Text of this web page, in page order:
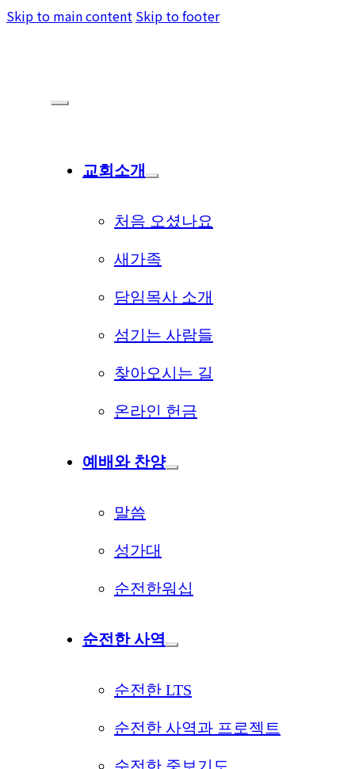
Skip to main content Skip to footer
교회소개
처음 오셨나요
새가족
담임목사 소개
섬기는 사람들
찾아오시는 길
온라인 헌금
예배와 찬양
말씀
성가대
순전한워십
순전한 사역
순전한 LTS
순전한 사역과 프로젝트
순전한 중보기도